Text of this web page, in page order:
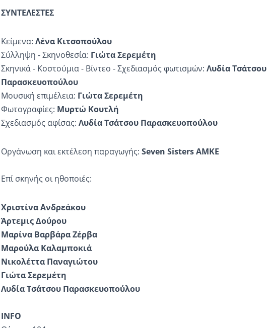
ΣΥΝΤΕΛΕΣΤΕΣ
Κείμενα: Λένα Κιτσοπούλου
Σύλληψη - Σκηνοθεσία: Γιώτα Σερεμέτη
Σκηνικά - Κοστούμια - Βίντεο - Σχεδιασμός φωτισμών: Λυδία Τσάτσου
Παρασκευοπούλου
Μουσική επιμέλεια: Γιώτα Σερεμέτη
Φωτογραφίες: Μυρτώ Κουτλή
Σχεδιασμός αφίσας: Λυδία Τσάτσου Παρασκευοπούλου
Οργάνωση και εκτέλεση παραγωγής: Seven SistersΑΜΚΕ
Επί σκηνής οι ηθοποιές:
Χριστίνα Ανδρεάκου
Άρτεμις Δούρου
Μαρίνα Βαρβάρα Ζέρβα
Μαρούλα Καλαμποκιά
Νικολέττα Παναγιώτου
Γιώτα Σερεμέτη
Λυδία Τσάτσου Παρασκευοπούλου
INFO